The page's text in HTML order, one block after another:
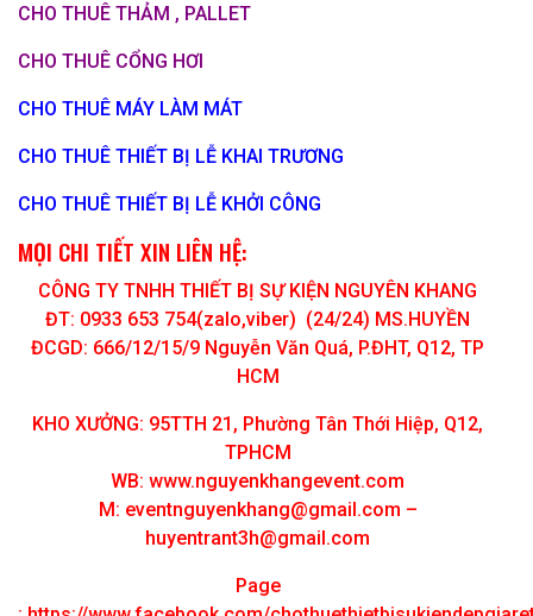
CHO THUÊ THẢM , PALLET
CHO THUÊ CỔNG HƠI
CHO THUÊ MÁY LÀM MÁT
CHO THUÊ THIẾT BỊ LỄ KHAI TRƯƠNG
CHO THUÊ THIẾT BỊ LỄ KHỞI CÔNG
MỌI CHI TIẾT XIN LIÊN HỆ:
CÔNG TY TNHH THIẾT BỊ SỰ KIỆN NGUYÊN KHANG
ĐT: 0933 653 754(zalo,viber) (24/24) MS.HUYỀN
ĐCGD: 666/12/15/9 Nguyễn Văn Quá, P.ĐHT, Q12, TP
HCM
KHO XƯỞNG: 95TTH 21, Phường Tân Thới Hiệp, Q12,
TPHCM
WB: www.nguyenkhangevent.com
M: eventnguyenkhang@gmail.com –
huyentrant3h@gmail.com
Page